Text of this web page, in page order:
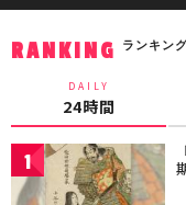
RANKING ランキン
DAILY
24時間
1